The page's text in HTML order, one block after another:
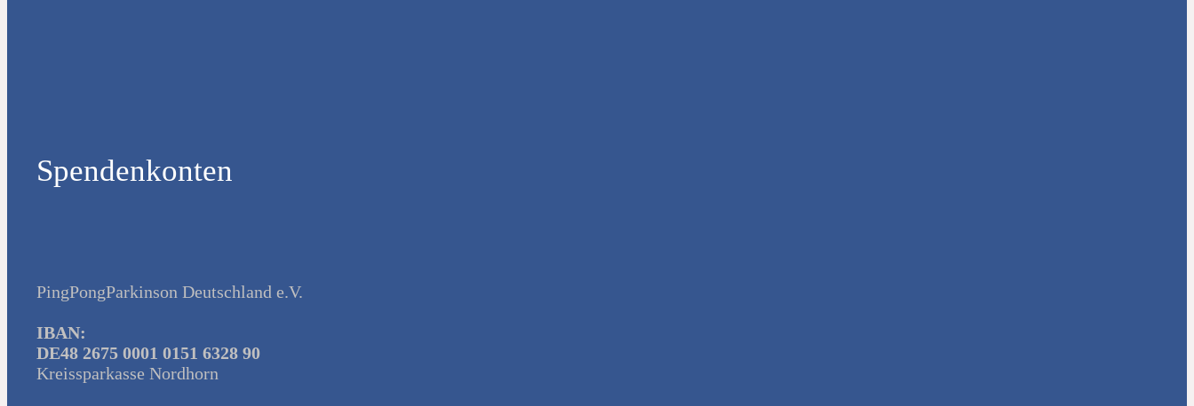
Spendenkonten
PingPongParkinson Deutschland e.V.
IBAN:
DE48 2675 0001 0151 6328 90
Kreissparkasse Nordhorn